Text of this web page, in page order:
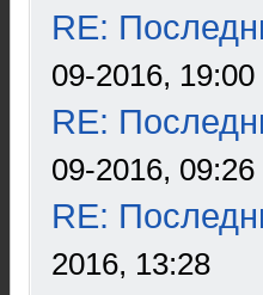
RE:
09-2016, 19:00
RE:
09-2016, 09:26
RE:
2016, 13:28